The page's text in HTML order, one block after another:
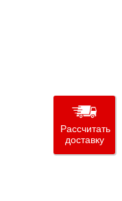
Рассчитать
доставку